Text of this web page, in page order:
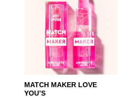
MATCH MAKER LOVE
YOU’S